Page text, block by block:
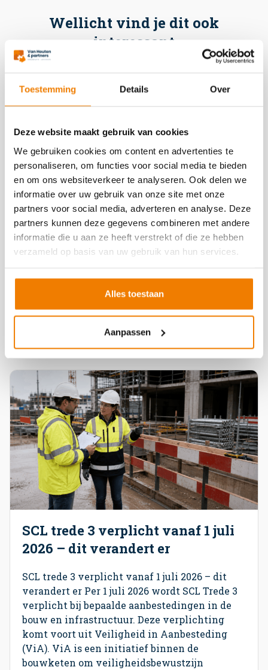
Toestemming Details Over
Deze website maakt gebruik van cookies
We gebruiken cookies om content en advertenties te
personaliseren, om functies voor social media te bieden
en om ons websiteverkeer te analyseren. Ook delen we
informatie over uw gebruik van onze site met onze
partners voor social media, adverteren en analyse. Deze
partners kunnen deze gegevens combineren met andere
informatie die u aan ze heeft verstrekt of die ze hebben
verzameld op basis van uw gebruik van hun services.
Alles toestaan
Aanpassen
Wellicht vind je dit ook
interessant
VCA-MAX: een praktische route
naar veiligheidscultuur niveau 3
VCA-MAX: een praktische route naar
veiligheidscultuur niveau 3 Steeds meer
opdrachtgevers verwachten van aannemers
en onderaannemers niet alleen een goed
veiligheidsmanagementsysteem, maar ook
een aantoonbaar sterke veiligheidscultuur. De
Safety Culture Ladder is daarvoor de
tonen: VCA-MAX. VCA-MAX is per […]
SCL trede 3 verplicht vanaf 1 juli
2026 – dit verandert er
SCL trede 3 verplicht vanaf 1 juli 2026 – dit
verandert er Per 1 juli 2026 wordt SCL Trede 3
verplicht bij bepaalde aanbestedingen in de
bouw en infrastructuur. Deze verplichting
komt voort uit Veiligheid in Aanbesteding
(ViA). ViA is een initiatief binnen de
bouwketen om veiligheidsbewustzijn